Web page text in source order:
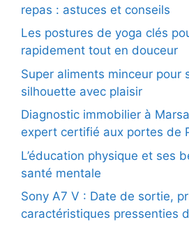
repas : astuces et conseils
Les postures de yoga clés
rapidement tout en douceur
Super aliments minceur pour
silhouette avec plaisir
Diagnostic immobilier à
expert certifié aux portes de
L’éducation physique et ses
santé mentale
Sony A7 V : Date de sortie,
caractéristiques pressenties